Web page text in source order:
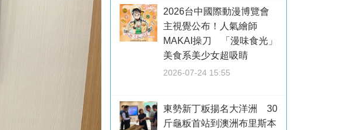
2026台中國際動漫博覽會
主視覺公布！人氣繪師
MAKAI操刀 「漫味食光」
美食系美少女超吸睛
2026-07-24 15:55
東勢新丁粄揚名大洋洲 30
斤龜粄首站到澳洲布里斯本